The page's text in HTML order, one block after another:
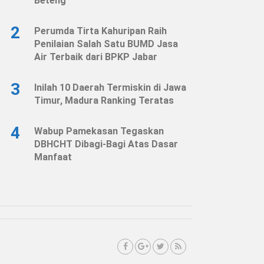
2
Perumda Tirta Kahuripan Raih
Penilaian Salah Satu BUMD Jasa
Air Terbaik dari BPKP Jabar
3
Inilah 10 Daerah Termiskin di Jawa
Timur, Madura Ranking Teratas
4
Wabup Pamekasan Tegaskan
DBHCHT Dibagi-Bagi Atas Dasar
Manfaat